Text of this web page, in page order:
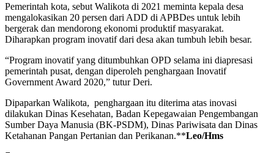
Pemerintah kota, sebut Walikota di 2021 meminta kepala desa
mengalokasikan 20 persen dari ADD di APBDes untuk lebih
bergerak dan mendorong ekonomi produktif masyarakat.
Diharapkan program inovatif dari desa akan tumbuh lebih besar.
“Program inovatif yang ditumbuhkan OPD selama ini diapresasi
pemerintah pusat, dengan diperoleh penghargaan Inovatif
Government Award 2020,” tutur Deri.
Dipaparkan Walikota, penghargaan itu diterima atas inovasi
dilakukan Dinas Kesehatan, Badan Kepegawaian Pengembangan
Sumber Daya Manusia (BK-PSDM), Dinas Pariwisata dan Dinas
Ketahanan Pangan Pertanian dan Perikanan.**Leo/Hms